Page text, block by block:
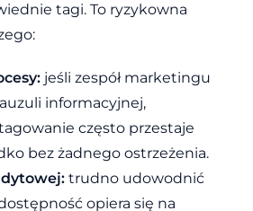
tagi. To ryzykowna
jeśli zespół marketingu
informacyjnej,
często przestaje
bez żadnego ostrzeżenia.
trudno udowodnić
opiera się na